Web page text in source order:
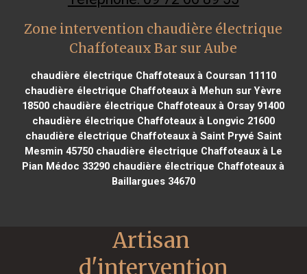
Zone intervention chaudière électrique
Chaffoteaux Bar sur Aube
chaudière électrique Chaffoteaux à Coursan 11110
chaudière électrique Chaffoteaux à Mehun sur Yèvre
18500 chaudière électrique Chaffoteaux à Orsay 91400
chaudière électrique Chaffoteaux à Longvic 21600
chaudière électrique Chaffoteaux à Saint Pryvé Saint
Mesmin 45750chaudière électrique Chaffoteaux à Le
Pian Médoc 33290 chaudière électrique Chaffoteaux à
Baillargues 34670
Artisan
d'intervention